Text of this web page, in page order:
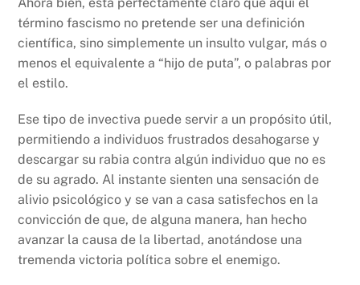
término fascismo no pretende ser una definición
científica, sino simplemente un insulto vulgar, más o
menos el equivalente a “hijo de puta”, o palabras por
el estilo.
Ese tipo de invectiva puede servir a un propósito útil,
permitiendo a individuos frustrados desahogarse y
descargar su rabia contra algún individuo que no es
de su agrado. Al instante sienten una sensación de
alivio psicológico y se van a casa satisfechos en la
convicción de que, de alguna manera, han hecho
avanzar la causa de la libertad, anotándose una
tremenda victoria política sobre el enemigo.